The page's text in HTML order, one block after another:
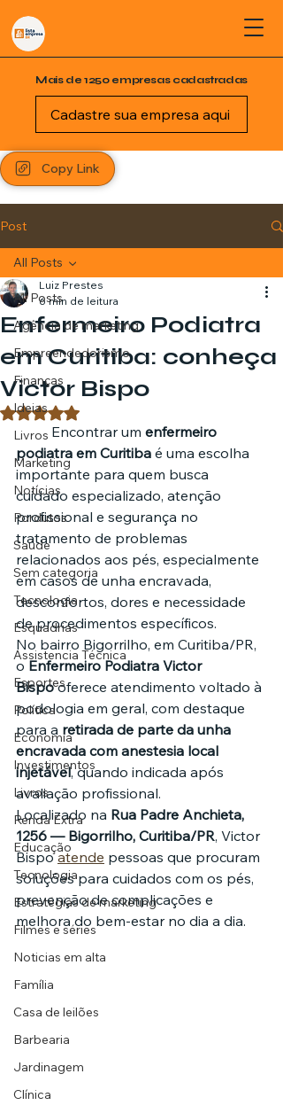
Mais de 1250 empresas cadastradas
Cadastre sua empresa aqui
Copy Link
Post
All Posts
Agência de marketing
Empreendedorismo
Finanças
Ideias
Livros
Marketing
Notícias
Pordutos
Saúde
Sem categoria
Tecnologia
Esquadrias
Assistencia Técnica
Esportes
Política
Economia
Investimentos
Livros
Renda Extra
Educação
Tecnologia
Estratégias de marketing
Filmes e séries
Noticias em alta
Família
Casa de leilões
Barbearia
Jardinagem
Clínica
All Posts
Enfermeiro Podiatra
em Curitiba: conheça
Victor Bispo
Luiz Prestes
6 min de leitura
Avaliado com NaN de 5 estrelas.
	Encontrar um
enfermeiro
podiatra em Curitiba é uma escolha
importante para quem busca
cuidado especializado, atenção
profissional e segurança no
tratamento de problemas
relacionados aos pés, especialmente
em casos de unha encravada,
desconfortos, dores e necessidade
de procedimentos específicos.
No bairro Bigorrilho, em Curitiba/PR,
o Enfermeiro Podiatra Victor
Bispo oferece atendimento voltado à
podologia em geral, com destaque
para a retirada de parte da unha
encravada com anestesia local
injetável, quando indicada após
avaliação profissional.
Localizado na Rua Padre Anchieta,
1256 — Bigorrilho, Curitiba/PR, Victor
Bispo atende pessoas que procuram
soluções para cuidados com os pés,
prevenção de complicações e
melhora do bem-estar no dia a dia.